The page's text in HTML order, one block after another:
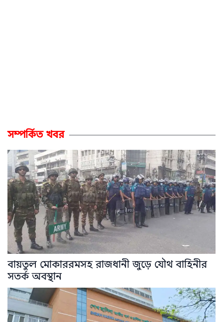
সম্পর্কিত খবর
বায়তুল মোকাররমসহ রাজধানী জুড়ে যৌথ বাহিনীর
সতর্ক অবস্থান